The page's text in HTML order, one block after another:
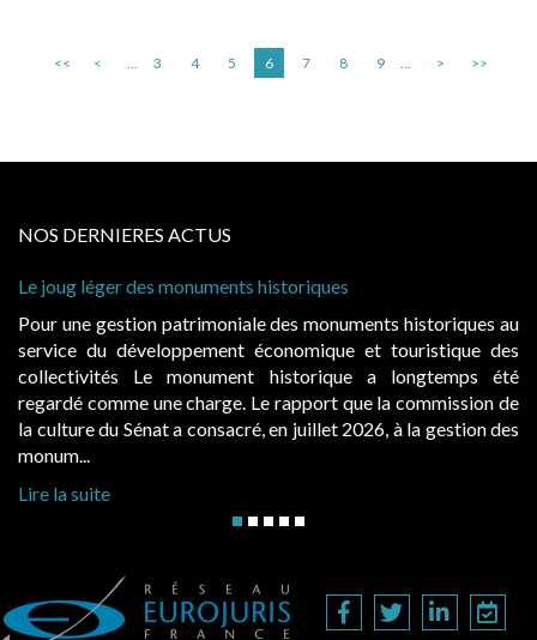
<< < ... 3 4 5 6 7 8 9 ... > >>
NOS DERNIERES ACTUS
des monuments historiques
gestion patrimoniale des monuments historiques au
du développement économique et touristique des
Le monument historique a longtemps été
comme une charge. Le rapport que la commission de
du Sénat a consacré, en juillet 2026, à la gestion des
également
public,